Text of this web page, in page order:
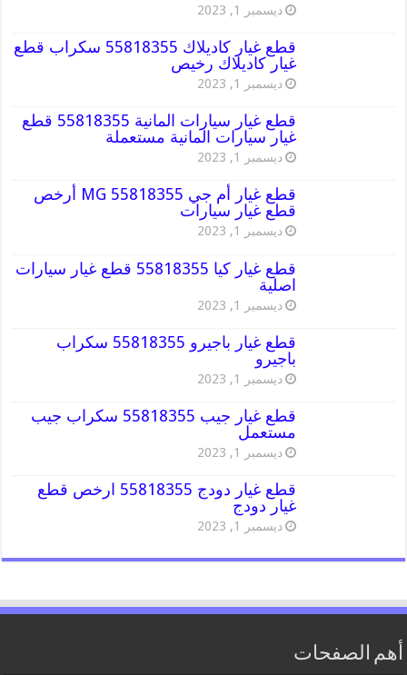
ديسمبر 1, 2023
قطع غيار كاديلاك 55818355 سكراب قطع
غيار كاديلاك رخيص
ديسمبر 1, 2023
قطع غيار سيارات المانية 55818355 قطع
غيار سيارات المانية مستعملة
ديسمبر 1, 2023
قطع غيار أم جي MG 55818355 أرخص
قطع غيار سيارات
ديسمبر 1, 2023
قطع غيار كيا 55818355 قطع غيار سيارات
اصلية
ديسمبر 1, 2023
قطع غيار باجيرو 55818355 سكراب
باجيرو
ديسمبر 1, 2023
قطع غيار جيب 55818355 سكراب جيب
مستعمل
ديسمبر 1, 2023
قطع غيار دودج 55818355 ارخص قطع
غيار دودج
ديسمبر 1, 2023
أهم الصفحات